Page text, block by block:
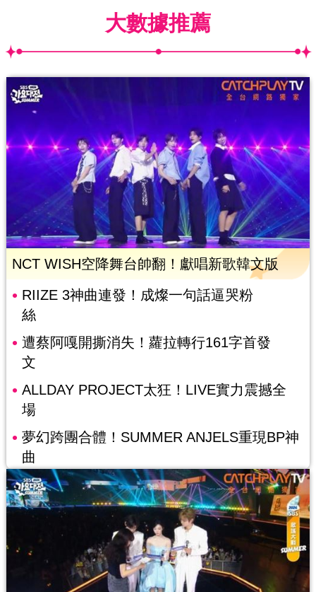
大數據推薦
NCT WISH空降舞台帥翻！獻唱新歌韓文版
RIIZE 3神曲連發！成燦一句話逼哭粉
絲
遭蔡阿嘎開撕消失！蘿拉轉行161字首發
文
ALLDAY PROJECT太狂！LIVE實力震撼全
場
夢幻跨團合體！SUMMER ANJELS重現BP神
曲